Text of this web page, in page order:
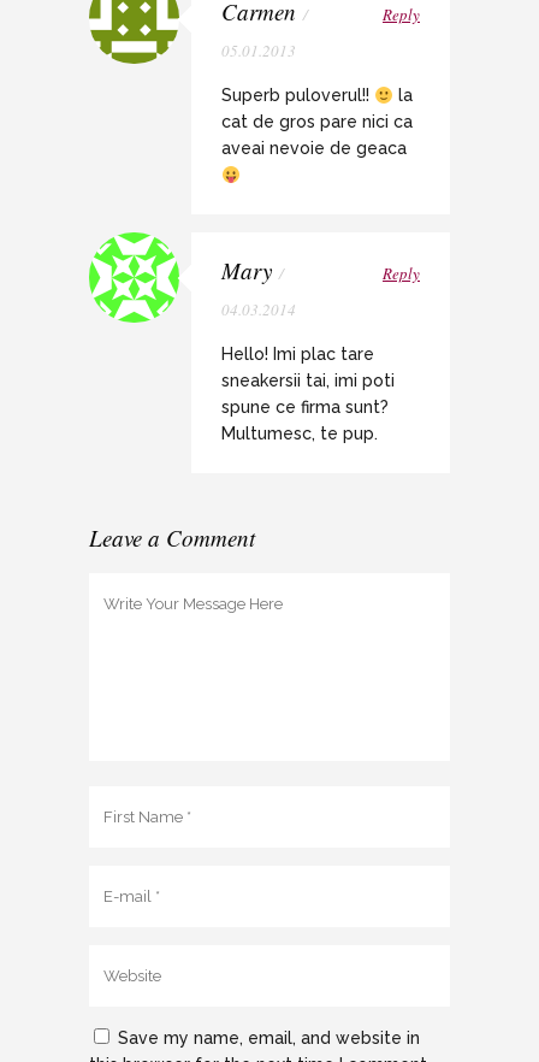
Carmen /
05.01.2013
Reply
Superb puloverul!!
la
cat de gros pare nici ca
aveai nevoie de geaca
Mary /
04.03.2014
Reply
Hello! Imi plac tare
sneakersii tai, imi poti
spune ce firma sunt?
Multumesc, te pup.
Leave a Comment
Save my name, email, and website in